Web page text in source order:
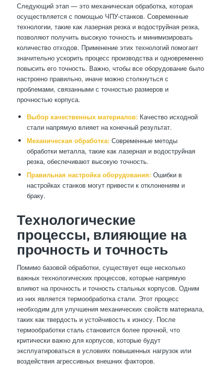
Следующий этап — это механическая обработка, которая
осуществляется с помощью ЧПУ-станков. Современные
технологии, такие как лазерная резка и водоструйная резка,
позволяют получить высокую точность и минимизировать
количество отходов. Применение этих технологий помогает
значительно ускорить процесс производства и одновременно
повысить его точность. Важно, чтобы все оборудование было
настроено правильно, иначе можно столкнуться с
проблемами, связанными с точностью размеров и
прочностью корпуса.
Выбор качественных материалов:Качество исходной
стали напрямую влияет на конечный результат.
Механическая обработка:Современные методы
обработки металла, такие как лазерная и водоструйная
резка, обеспечивают высокую точность.
Правильная настройка оборудования:Ошибки в
настройках станков могут привести к отклонениям и
браку.
Технологические
процессы, влияющие на
прочность и точность
Помимо базовой обработки, существует еще несколько
важных технологических процессов, которые напрямую
влияют на прочность и точность стальных корпусов. Одним
из них является термообработка стали. Этот процесс
необходим для улучшения механических свойств материала,
таких как твердость и устойчивость к износу. После
термообработки сталь становится более прочной, что
критически важно для корпусов, которые будут
эксплуатироваться в условиях повышенных нагрузок или
воздействия агрессивных внешних факторов.